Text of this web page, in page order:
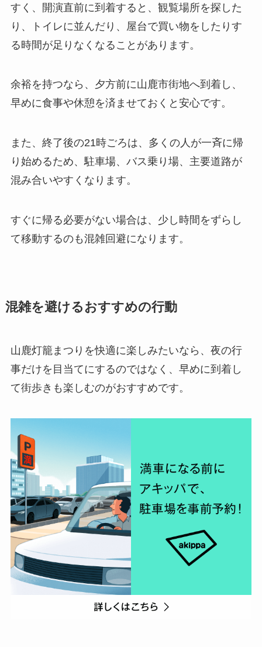
すく、開演直前に到着すると、観覧場所を探した
り、トイレに並んだり、屋台で買い物をしたりす
る時間が足りなくなることがあります。
余裕を持つなら、夕方前に山鹿市街地へ到着し、
早めに食事や休憩を済ませておくと安心です。
また、終了後の21時ごろは、多くの人が一斉に帰
り始めるため、駐車場、バス乗り場、主要道路が
混み合いやすくなります。
すぐに帰る必要がない場合は、少し時間をずらし
て移動するのも混雑回避になります。
混雑を避けるおすすめの行動
山鹿灯籠まつりを快適に楽しみたいなら、夜の行
事だけを目当てにするのではなく、早めに到着し
て街歩きも楽しむのがおすすめです。